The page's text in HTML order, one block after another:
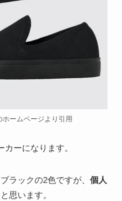
ームページより引用
ーになります。
ラックの2色ですが、 個人
思います。